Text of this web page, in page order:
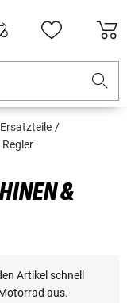
&
Artikel schnell
aus.